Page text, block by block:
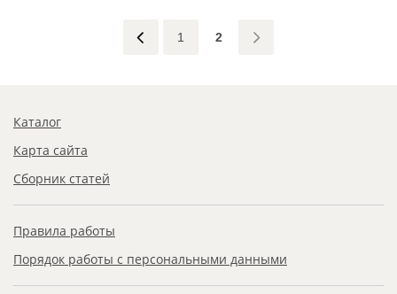
1 2
Каталог
Карта сайта
Сборник статей
Правила работы
Порядок работы с персональными данными